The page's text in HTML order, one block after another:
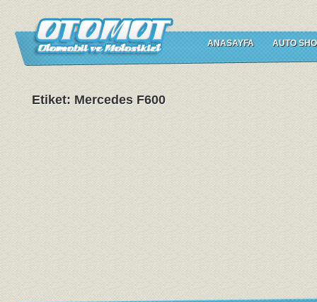
ANASAYFA AUTO
Etiket: Mercedes F600